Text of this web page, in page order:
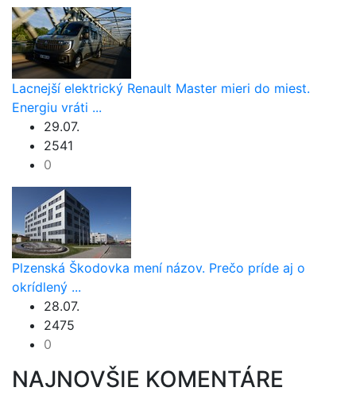
Lacnejší elektrický Renault Master mieri do miest.
Energiu vráti ...
29.07.
2541
0
Plzenská Škodovka mení názov. Prečo príde aj o
okrídlený ...
28.07.
2475
0
NAJNOVŠIE KOMENTÁRE